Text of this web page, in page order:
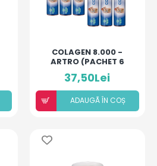
COLAGEN 8.000 -
ARTRO (PACHET 6
MONODOZE)
25ML/DOZĂ
37,50Lei
ADAUGÃ ÎN COȘ